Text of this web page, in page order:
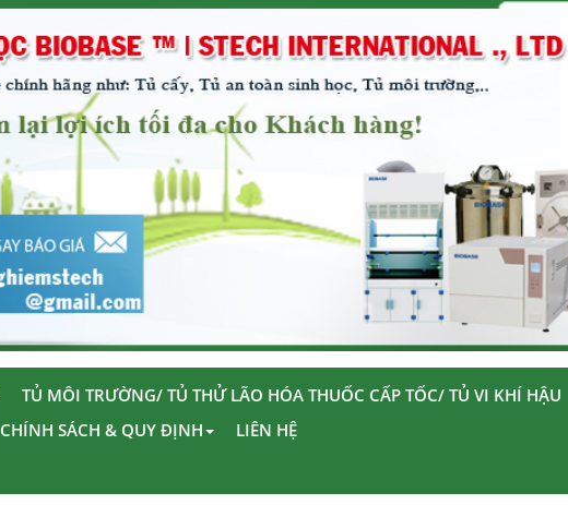
TỦ MÔI TRƯỜNG/ TỦ THỬ LÃO HÓA THUỐC CẤP TỐC/ TỦ VI KHÍ HẬU
CHÍNH SÁCH & QUY ĐỊNH LIÊN HỆ